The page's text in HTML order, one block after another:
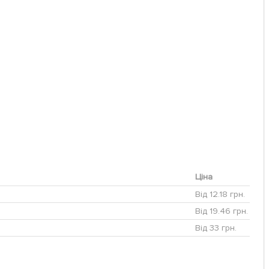
Ціна
Від 12.18 грн.
Від 19.46 грн.
Від 33 грн.